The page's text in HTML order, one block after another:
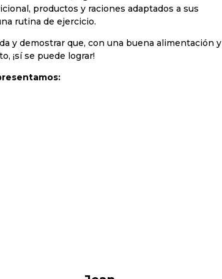
productos y raciones adaptados a sus
rutina de ejercicio.
y demostrar que, con una buena alimentación y
¡sí se puede lograr!